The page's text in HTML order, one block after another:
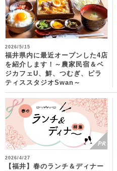
2026/5/15
福井県内に最近オープンした4店
を紹介します！～農家民宿＆ベ
ジカフェU、鮮、つむぎ、ピラ
ティススタジオSwan～
2026/4/27
【福井】春のランチ＆ディナー